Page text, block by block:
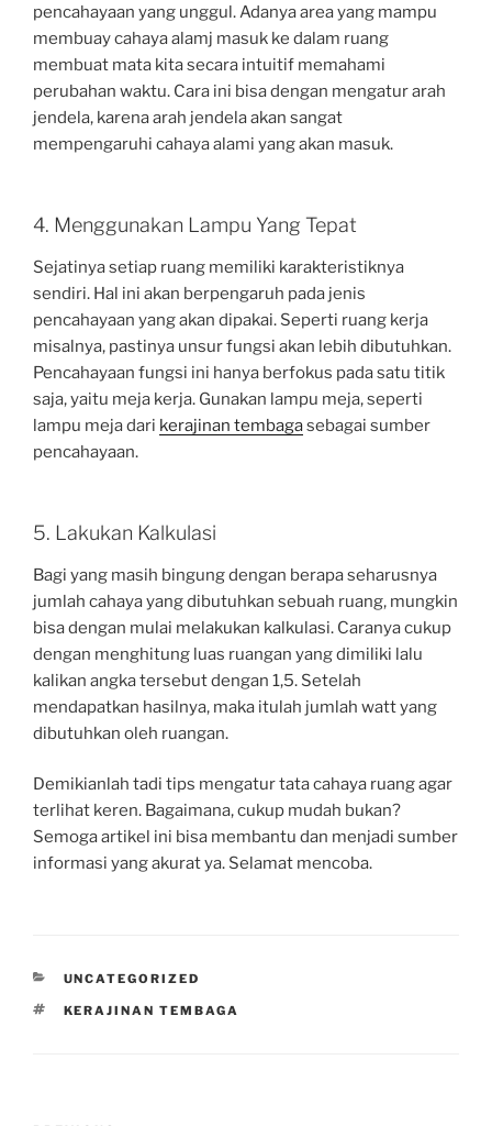
pencahayaan yang unggul. Adanya area yang mampu
membuay cahaya alamj masuk ke dalam ruang
membuat mata kita secara intuitif memahami
perubahan waktu. Cara ini bisa dengan mengatur arah
jendela, karena arah jendela akan sangat
mempengaruhi cahaya alami yang akan masuk.
4. Menggunakan Lampu Yang Tepat
Sejatinya setiap ruang memiliki karakteristiknya
sendiri. Hal ini akan berpengaruh pada jenis
pencahayaan yang akan dipakai. Seperti ruang kerja
misalnya, pastinya unsur fungsi akan lebih dibutuhkan.
Pencahayaan fungsi ini hanya berfokus pada satu titik
saja, yaitu meja kerja. Gunakan lampu meja, seperti
lampu meja dari kerajinan tembagasebagai sumber
pencahayaan.
5. Lakukan Kalkulasi
Bagi yang masih bingung dengan berapa seharusnya
jumlah cahaya yang dibutuhkan sebuah ruang, mungkin
bisa dengan mulai melakukan kalkulasi. Caranya cukup
dengan menghitung luas ruangan yang dimiliki lalu
kalikan angka tersebut dengan 1,5. Setelah
mendapatkan hasilnya, maka itulah jumlah watt yang
dibutuhkan oleh ruangan.
Demikianlah tadi tips mengatur tata cahaya ruang agar
terlihat keren. Bagaimana, cukup mudah bukan?
Semoga artikel ini bisa membantu dan menjadi sumber
informasi yang akurat ya. Selamat mencoba.
CATEGORIES
UNCATEGORIZED
TAGS
KERAJINAN TEMBAGA